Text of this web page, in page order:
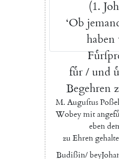
(1.
‘Ob
haben
fuͤr / und
Begehren
M. Auguſtus
Wobey mit
eben
zu Ehren
Budißin/ bey